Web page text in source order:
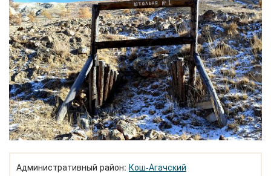
Административный район: Кош-Агачский